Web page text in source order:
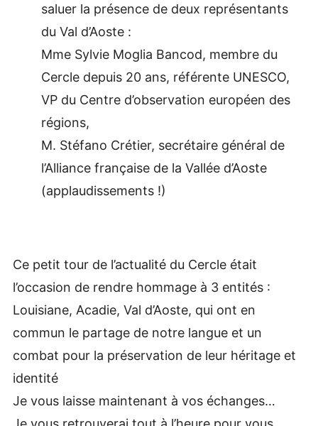
saluer la présence de deux représentants
du Val d’Aoste :
Mme Sylvie Moglia Bancod, membre du
Cercle depuis 20 ans, référente UNESCO,
VP du Centre d’observation européen des
régions,
M. Stéfano Crétier, secrétaire général de
l’Alliance française de la Vallée d’Aoste
(applaudissements !)
Ce petit tour de l’actualité du Cercle était
l’occasion de rendre hommage à 3 entités :
Louisiane, Acadie, Val d’Aoste, qui ont en
commun le partage de notre langue et un
combat pour la préservation de leur héritage et
identité
Je vous laisse maintenant à vos échanges…